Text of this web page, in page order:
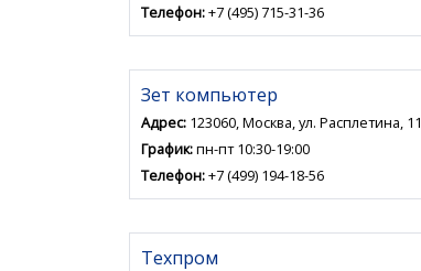
Телефон:+7 (495) 715-31-36
Зет компьютер
Адрес: 123060, Москва, ул. Расплетина, 11
График:пн-пт 10:30-19:00
Телефон:+7 (499) 194-18-56
Техпром